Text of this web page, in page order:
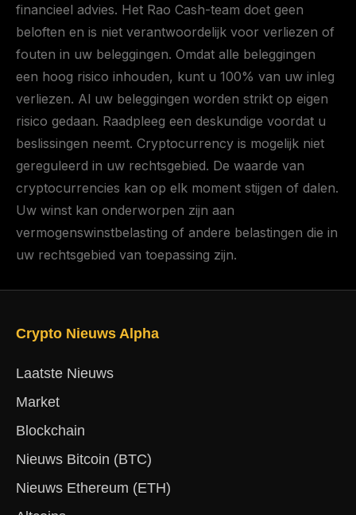
financieel advies. Het Rao Cash-team doet geen
beloften en is niet verantwoordelijk voor verliezen of
fouten in uw beleggingen. Omdat alle beleggingen
een hoog risico inhouden, kunt u 100% van uw inleg
verliezen. Al uw beleggingen worden strikt op eigen
risico gedaan. Raadpleeg een deskundige voordat u
beslissingen neemt. Cryptocurrency is mogelijk niet
gereguleerd in uw rechtsgebied. De waarde van
cryptocurrencies kan op elk moment stijgen of dalen.
Uw winst kan onderworpen zijn aan
vermogenswinstbelasting of andere belastingen die in
uw rechtsgebied van toepassing zijn.
Crypto Nieuws Alpha
Laatste Nieuws
Market
Blockchain
Nieuws Bitcoin (BTC)
Nieuws Ethereum (ETH)